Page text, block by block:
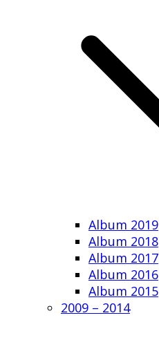
Album 2019
Album 2018
Album 2017
Album 2016
Album 2015
2009 – 2014